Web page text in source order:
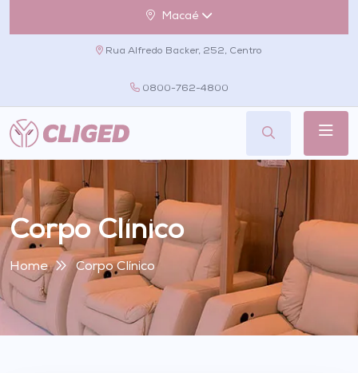
Macaé
Rua Alfredo Backer, 252, Centro
0800-762-4800
Corpo Clínico
Home Corpo Clínico